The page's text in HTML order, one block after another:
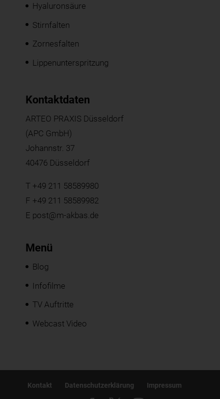
Hyaluronsäure
Stirnfalten
Zornesfalten
Lippenunterspritzung
Kontaktdaten
ARTEO PRAXIS Düsseldorf
(APC GmbH)
Johannstr. 37
40476 Düsseldorf
T +49 211 58589980
F +49 211 58589982
E post@m-akbas.de
Menü
Blog
Infofilme
TV Auftritte
Webcast Video
Kontakt Datenschutzerklärung Impressum